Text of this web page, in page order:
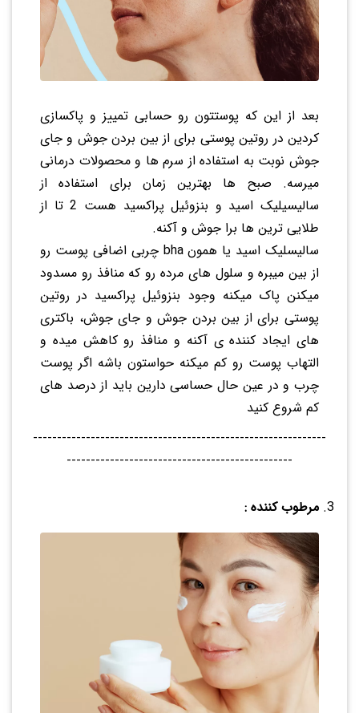
بعد از این که پوستتون رو حسابی تمییز و پاکسازی
کردین در روتین پوستی برای از بین بردن جوش و جای
جوش نوبت به استفاده از سرم ها و محصولات درمانی
میرسه. صبح ها بهترین زمان برای استفاده از
سالیسیلیک اسید و بنزوئیل پراکسید هست 2 تا از
طلایی ترین ها برا جوش و آکنه.
سالیسلیک اسید یا همون bha چربی اضافی پوست رو
از بین میبره و سلول های مرده رو که منافذ رو مسدود
میکنن پاک میکنه وجود بنزوئیل پراکسید در روتین
پوستی برای از بین بردن جوش و جای جوش، باکتری
های ایجاد کننده ی آکنه و منافذ رو کاهش میده و
التهاب پوست رو کم میکنه حواستون باشه اگر پوست
چرب و در عین حال حساسی دارین باید از درصد های
کم شروع کنید
-------------------------------------------------------------
-----------------------------------------------
مرطوب کننده :